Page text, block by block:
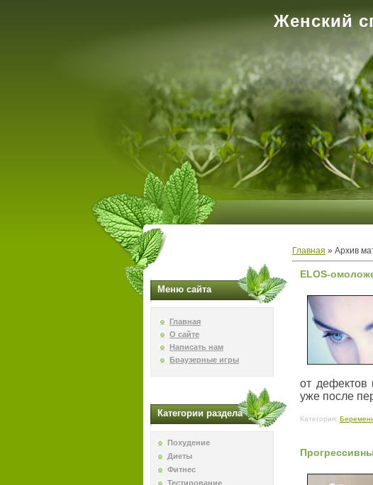
Женский
Меню сайта
Главная
О сайте
Написать нам
Браузерные игры
Категории раздела
Похудение
Диеты
Фитнес
Тестирование
Главная » Архив
ELOS-
от дефектов
уже после
Категория: